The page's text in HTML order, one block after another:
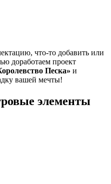
что-то добавить или
доработаем проект
Песка» и
вашей мечты!
элементы